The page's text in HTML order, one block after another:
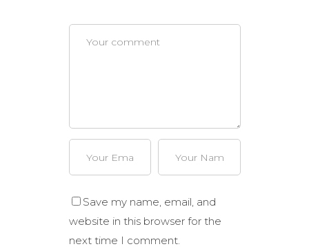
Save my name, email, and
website in this browser for the
next time I comment.